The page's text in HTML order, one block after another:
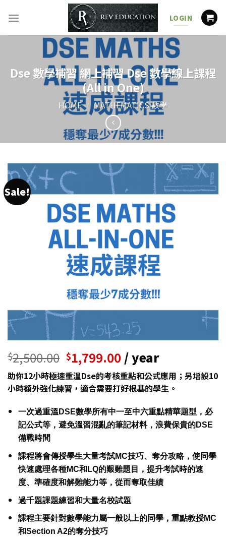
to
LOGIN
Dse 數學補習 網上補習 Dse 數學線上課程
(All in One)
HOME / MATHEMATICS 數學
Sale!
$2,500.00 $1,799.00 / year
助你12小時極速重溫Dse的考核重點和公式應用；另增設10
小時額外強化練習，適合需要打好根基的學生。
一次過重溫DSE數學所有中一至中六重點精華題型，必
記公式等，避免溫習混亂的筆記材料，浪費保貴的DSE
備戰時間
課程將會傳授學生大量考試MC技巧、奪分攻略，使同學
快速處理各種MC和LQ的艱難題目，提升考試時的速
度、準確度和解難能力等，從而奪取佳績
過千題課題練習和大量名校試題
課程主要針對數學能力屬一般以上的同學，重點教授MC
和Section A2的奪分技巧